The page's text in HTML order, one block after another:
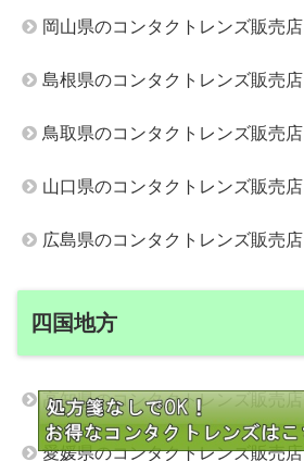
岡山県のコンタクトレンズ販売店
島根県のコンタクトレンズ販売店
鳥取県のコンタクトレンズ販売店
山口県のコンタクトレンズ販売店
広島県のコンタクトレンズ販売店
四国地方
高知県のコンタクトレンズ販売店
愛媛県のコンタクトレンズ販売店